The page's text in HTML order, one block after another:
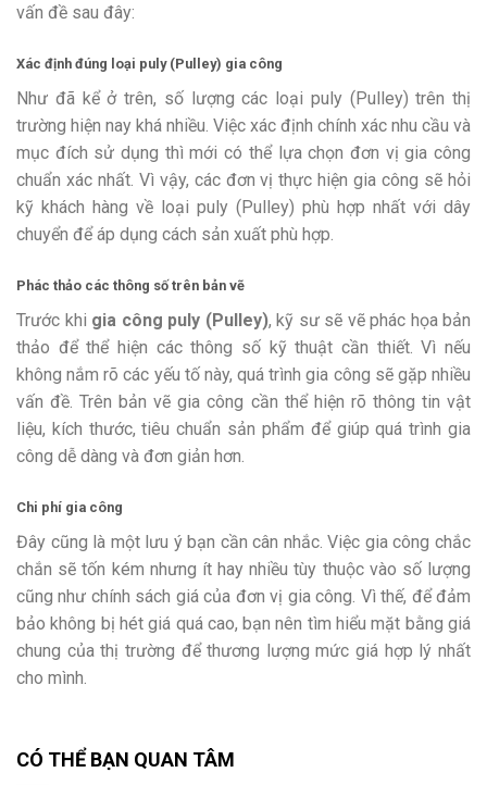
vấn đề sau đây:
Xác định đúng loại puly (Pulley) gia công
Như đã kể ở trên, số lượng các loại puly (Pulley) trên thị
trường hiện nay khá nhiều. Việc xác định chính xác nhu cầu và
mục đích sử dụng thì mới có thể lựa chọn đơn vị gia công
chuẩn xác nhất. Vì vậy, các đơn vị thực hiện gia công sẽ hỏi
kỹ khách hàng về loại puly (Pulley) phù hợp nhất với dây
chuyển để áp dụng cách sản xuất phù hợp.
Phác thảo các thông số trên bản vẽ
Trước khi gia công puly (Pulley), kỹ sư sẽ vẽ phác họa bản
thảo để thể hiện các thông số kỹ thuật cần thiết. Vì nếu
không nắm rõ các yếu tố này, quá trình gia công sẽ gặp nhiều
vấn đề. Trên bản vẽ gia công cần thể hiện rõ thông tin vật
liệu, kích thước, tiêu chuẩn sản phẩm để giúp quá trình gia
công dễ dàng và đơn giản hơn.
Chi phí gia công
Đây cũng là một lưu ý bạn cần cân nhắc. Việc gia công chắc
chắn sẽ tốn kém nhưng ít hay nhiều tùy thuộc vào số lượng
cũng như chính sách giá của đơn vị gia công. Vì thế, để đảm
bảo không bị hét giá quá cao, bạn nên tìm hiểu mặt bằng giá
chung của thị trường để thương lượng mức giá hợp lý nhất
cho mình.
CÓ THỂ BẠN QUAN TÂM